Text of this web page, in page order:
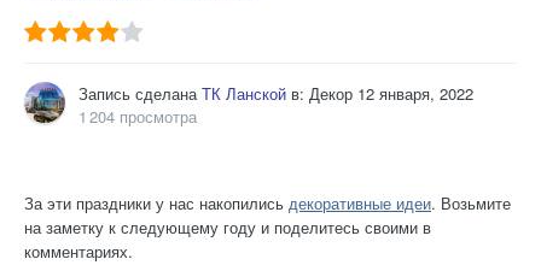
Запись сделанаТК Ланской в: Декор 12 января, 2022
1 204 просмотра
За эти праздники у нас накопились декоративные идеи. Возьмите
на заметку к следующему году и поделитесь своими в
комментариях.